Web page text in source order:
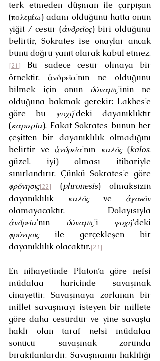
terk etmeden düşman ile çarpışan
(πολεμέω) adam olduğunu hatta onun
yiğit / cesur (ἀνδρεῖος) biri olduğunu
belirtir, Sokrates ise onaylar ancak
bunu doğru yanıt olarak kabul etmez.
[21]
Bu sadece cesur olmaya bir
örnektir. ἀνδρεία’nın ne olduğunu
bilmek için onun δύναμις’inin ne
olduğuna bakmak gerekir: Lakhes’e
göre bu ψυχή’deki dayanıklıktır
(καρτερία). Fakat Sokrates bunun her
çeşitten bir dayanıklılık olmadığını
belirtir ve ἀνδρεία’nın καλός (kalos,
güzel, iyi) olması itibariyle
φρόνησις[22] (phronesis)
olmaksızın
dayanıklılık καλός ve ἀγαθόν
ἀνδρεία’nın δύναμις’i ψυχή
φρόνησις ile gerçekleşen bir
dayanıklılık olacaktır.[23]
En nihayetinde Platon’a göre nefsi
müdafaa haricinde savaşmak
cinayettir. Savaşmaya zorlanan bir
millet savaşmayı isteyen bir millete
göre daha cesurdur ve yine savaşta
haklı olan taraf nefsi müdafaa
sonucu savaşmak zorunda
bırakılanlardır. Savaşmanın haklılığı